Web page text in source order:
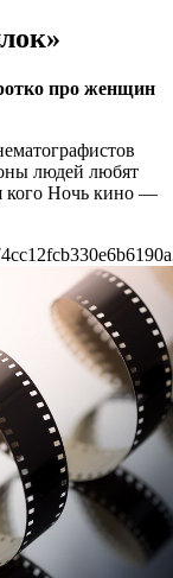
про женщин
людей любят
кого Ночь кино —